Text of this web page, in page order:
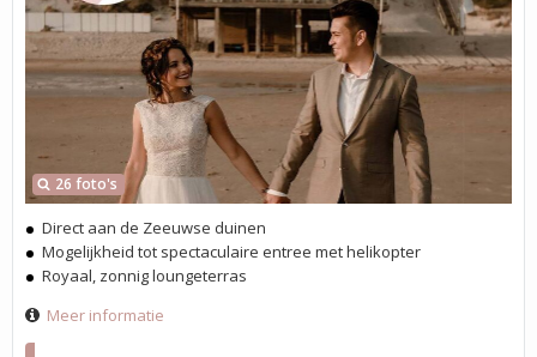
26 foto's
Direct aan de Zeeuwse duinen
Mogelijkheid tot spectaculaire entree met helikopter
Royaal, zonnig loungeterras
Meer informatie